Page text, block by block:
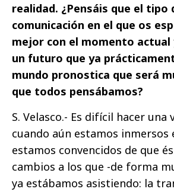
realidad. ¿Pensáis que el tipo
comunicación en el que os
mejor con el momento actual
un futuro que ya
mundo pronostica que será
que todos pensábamos?
S. Velasco.- Es difícil hacer una
cuando aún estamos inmersos
estamos convencidos de que
cambios a los que -de forma
ya estábamos asistiendo: la